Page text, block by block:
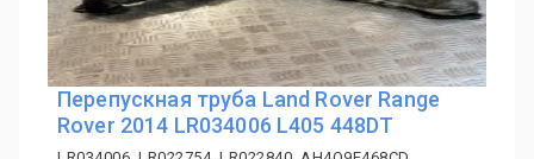
Перепускная труба Land Rover Range
Rover 2014 LR034006 L405 448DT